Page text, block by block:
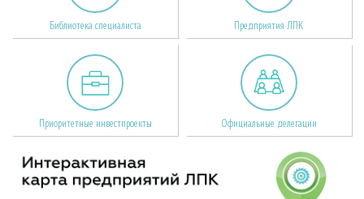
Библиотека специалиста Предприятия ЛПК
Приоритетные инвестпроекты Официальные делегации